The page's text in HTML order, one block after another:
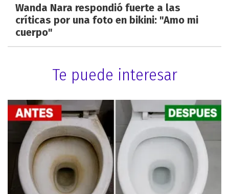
Wanda Nara respondió fuerte a las
críticas por una foto en bikini: "Amo mi
cuerpo"
Te puede interesar